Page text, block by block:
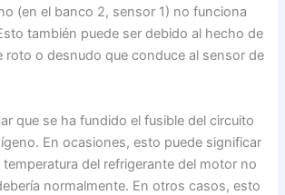
(en el banco 2, sensor 1) no funciona
también puede ser debido al hecho de
roto o desnudo que conduce al sensor de
que se ha fundido el fusible del circuito
En ocasiones, esto puede significar
del refrigerante del motor no
normalmente. En otros casos, esto